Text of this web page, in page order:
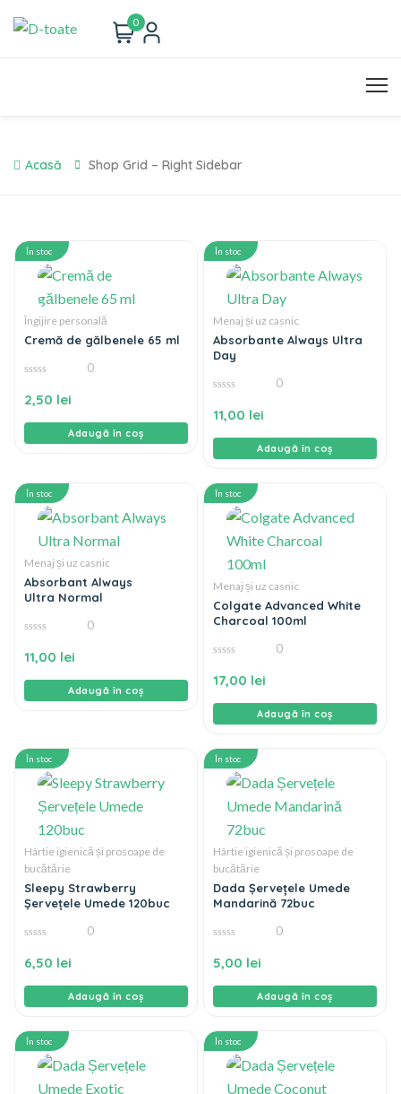
0
Acasă Shop Grid – Right Sidebar
În stoc
Îngijire personală
Cremă de gălbenele 65 ml
din
5
0
2,50 lei
Adaugă în coș
În stoc
Menaj și uz casnic
Absorbante Always Ultra
Day
din
5
0
11,00 lei
Adaugă în coș
În stoc
Menaj și uz casnic
Absorbant Always
Ultra Normal
din
5
0
11,00 lei
Adaugă în coș
În stoc
Menaj și uz casnic
Colgate Advanced White
Charcoal 100ml
din
5
0
17,00 lei
Adaugă în coș
În stoc
Hârtie igienică și prosoape de
bucătărie
Sleepy Strawberry
Șervețele Umede 120buc
din
5
0
6,50 lei
Adaugă în coș
În stoc
Hârtie igienică și prosoape de
bucătărie
Dada Șervețele Umede
Mandarină 72buc
din
5
0
5,00 lei
Adaugă în coș
În stoc În stoc